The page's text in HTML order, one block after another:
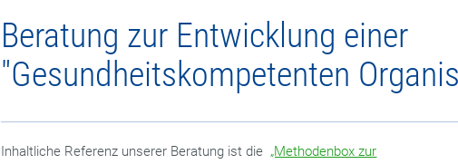
Beratung zur Entwicklung einer
"Gesundheitskompetenten
Inhaltliche Referenz unserer Beratung ist die„Methodenbox zur